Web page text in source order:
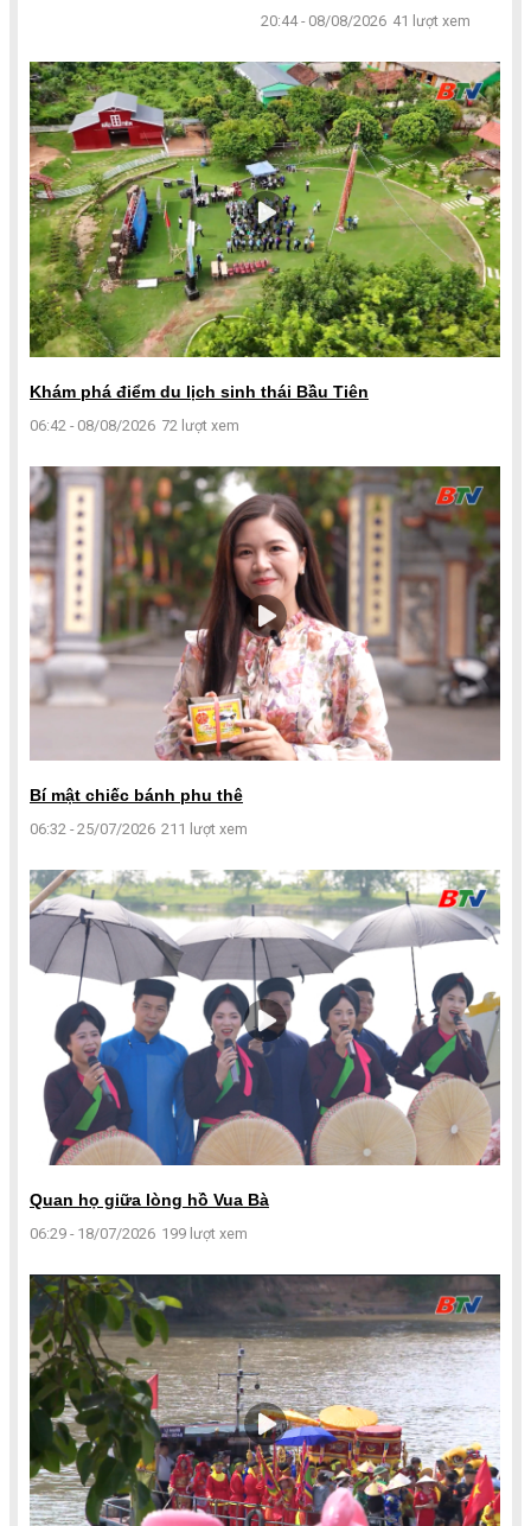
20:44 - 08/08/2026 41 lượt xem
Khám phá điểm du lịch sinh thái Bầu Tiên
06:42 - 08/08/2026 72 lượt xem
Bí mật chiếc bánh phu thê
06:32 - 25/07/2026 211 lượt xem
Quan họ giữa lòng hồ Vua Bà
06:29 - 18/07/2026 199 lượt xem